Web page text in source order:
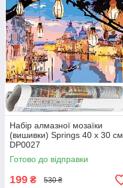
Набір алмазної мозаїки
(вишивки) Springs 40 x 30 см
DP0027
Готово до відправки
199 ₴ 530 ₴